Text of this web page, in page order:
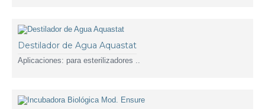
Destilador de Agua Aquastat
Aplicaciones: para esterilizadores ..